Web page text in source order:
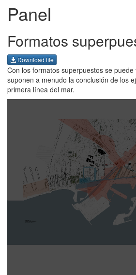
Panel
Formatos
Download file
Con los formatos superpuestos se
suponen a menudo la conclusión de los
primera línea del mar.